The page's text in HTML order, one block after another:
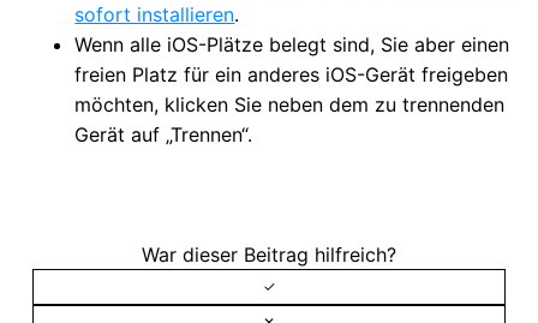
sofort installieren.
Wenn alle iOS-Plätze belegt sind, Sie aber einen
freien Platz für ein anderes iOS-Gerät freigeben
möchten, klicken Sie neben dem zu trennenden
Gerät auf „Trennen“.
War dieser Beitrag hilfreich?